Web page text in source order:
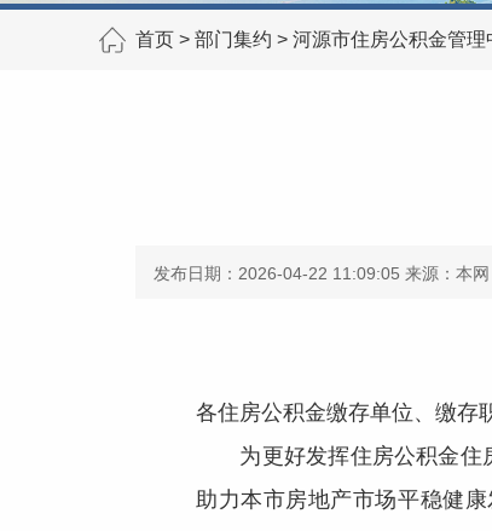
首页 > 部门集约 > 河源市住房公积金管理
发布日期：2026-04-22 11:09:05 来源：本网
各住房公积金缴存单位、缴存
为更好发挥住房公积金住房
助力本市房地产市场平稳健